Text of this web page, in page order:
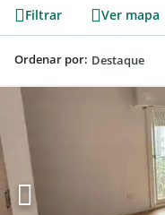
Filtrar Ver mapa
Ordenar por: